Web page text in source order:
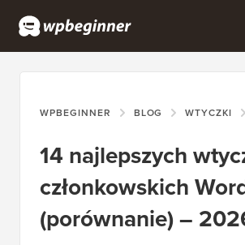
WPBEGINNER BLOG WTYCZKI
14 najlepszych
członkowskich
(porównanie) –